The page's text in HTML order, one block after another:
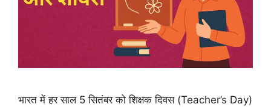
भारत में हर साल 5 सितंबर को शिक्षक दिवस (Teacher’s Day)